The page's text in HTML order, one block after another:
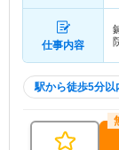
仕事内容
鍼
駅から徒歩5分以